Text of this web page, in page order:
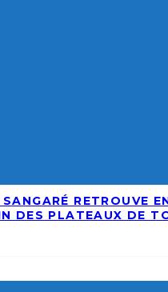
RETROUVE
DES PLATEAUX DE